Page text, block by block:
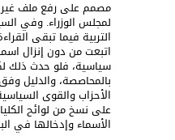
مصمم على رفع ملف غير
لمجلس الوزراء. وفي
التربية فيما تبقى
اتبعت من دون إنزال
سياسية، فلو حدث ذلك
بالمحاصصة، والدليل
الأحزاب والقوى
على نسخ من لوائح
الأسماء وإدخالها في